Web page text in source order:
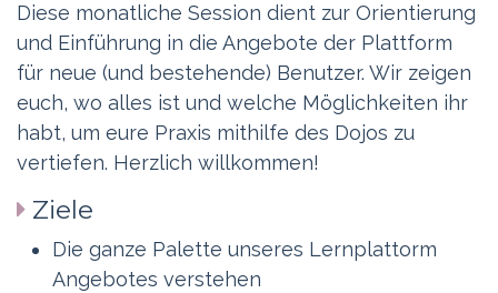
Diese monatliche Session dient zur Orientierung
und Einführung in die Angebote der Plattform
für neue (und bestehende) Benutzer. Wir zeigen
euch, wo alles ist und welche Möglichkeiten ihr
habt, um eure Praxis mithilfe des Dojos zu
vertiefen. Herzlich willkommen!
Ziele
Die ganze Palette unseres Lernplattorm
Angebotes verstehen